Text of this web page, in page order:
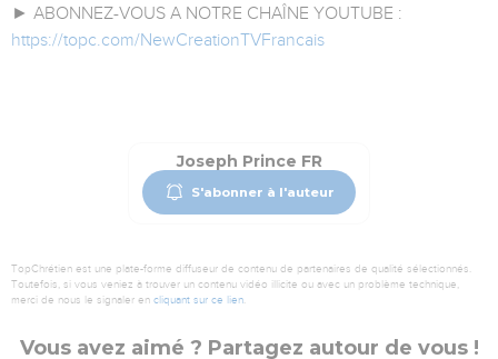
► ABONNEZ-VOUS A NOTRE CHAÎNE YOUTUBE :
https://topc.com/NewCreationTVFrancais
Joseph Prince FR
S'abonner à l'auteur
TopChrétien est une plate-forme diffuseur de contenu de partenaires de qualité sélectionnés.
Toutefois, si vous veniez à trouver un contenu vidéo illicite ou avec un problème technique,
merci de nous le signaler en cliquant sur ce lien.
Vous avez aimé ? Partagez autour de vous !